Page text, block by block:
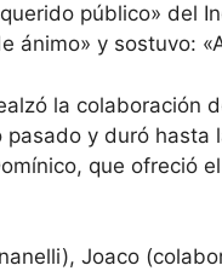
público» del
ánimo» y sostuvo:
la colaboración
y duró hasta
que ofreció
Joaco